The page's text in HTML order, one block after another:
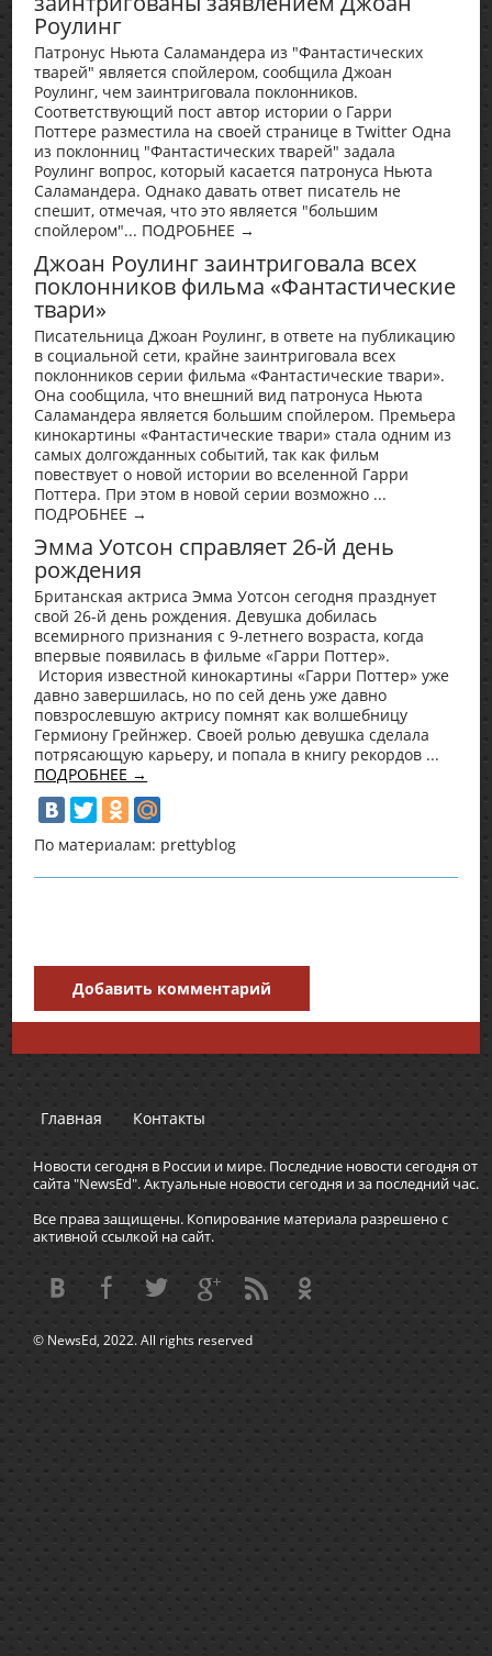
Роулинг
Патронус Ньюта Саламандера из "Фантастических
тварей" является спойлером, сообщила Джоан
Роулинг, чем заинтриговала поклонников.
Соответствующий пост автор истории о Гарри
Поттере разместила на своей странице в Twitter Одна
из поклонниц "Фантастических тварей" задала
Роулинг вопрос, который касается патронуса Ньюта
Саламандера. Однако давать ответ писатель не
спешит, отмечая, что это является "большим
спойлером"... ПОДРОБНЕЕ →
Джоан Роулинг заинтриговала всех
поклонников фильма «Фантастические
твари»
Писательница Джоан Роулинг, в ответе на публикацию
в социальной сети, крайне заинтриговала всех
поклонников серии фильма «Фантастические твари».
Она сообщила, что внешний вид патронуса Ньюта
Саламандера является большим спойлером. Премьера
кинокартины «Фантастические твари» стала одним из
самых долгожданных событий, так как фильм
повествует о новой истории во вселенной Гарри
Поттера. При этом в новой серии возможно ...
ПОДРОБНЕЕ →
Эмма Уотсон справляет 26-й день
рождения
Британская актриса Эмма Уотсон сегодня празднует
свой 26-й день рождения. Девушка добилась
всемирного признания с 9-летнего возраста, когда
впервые появилась в фильме «Гарри Поттер».
История известной кинокартины «Гарри Поттер» уже
давно завершилась, но по сей день уже давно
повзрослевшую актрису помнят как волшебницу
Гермиону Грейнжер. Своей ролью девушка сделала
потрясающую карьеру, и попала в книгу рекордов ...
ПОДРОБНЕЕ →
По материалам: prettyblog
Добавить комментарий
Главная Контакты
Новости сегодня в России и мире. Последние новости сегодня от
сайта "NewsEd". Актуальные новости сегодня и за последний час.
Все права защищены. Копирование материала разрешено с
активной ссылкой на сайт.
© NewsEd, 2022. All rights reserved